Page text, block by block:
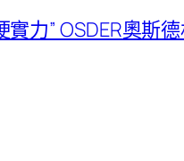
實力” OSDER奧斯